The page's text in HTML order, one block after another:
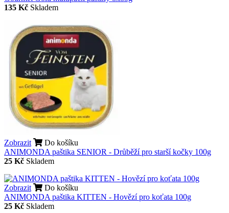
135 Kč Skladem
Zobrazit
Do košíku
ANIMONDA paštika SENIOR - Drůběží pro starší kočky 100g
25 Kč Skladem
Zobrazit
Do košíku
ANIMONDA paštika KITTEN - Hovězí pro koťata 100g
25 Kč Skladem